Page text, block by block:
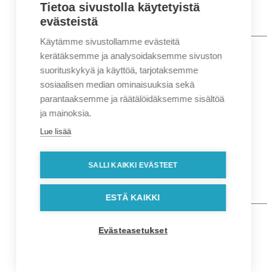
Nimi*
Etunimi
Sukunimi
Sähköposti*
Puhelin*
Osoitetiedot
Lähiosoite
Postinumero
Tietoa sivustolla käytetyistä
evästeistä
Käytämme sivustollamme evästeitä
kerätäksemme ja analysoidaksemme sivuston
suorituskykyä ja käyttöä, tarjotaksemme
sosiaalisen median ominaisuuksia sekä
parantaaksemme ja räätälöidäksemme sisältöä
ja mainoksia.
Lue lisää
SALLI KAIKKI EVÄSTEET
ESTÄ KAIKKI
Evästeasetukset